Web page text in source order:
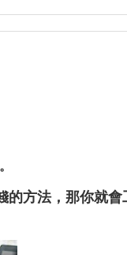
的方法，那你就會